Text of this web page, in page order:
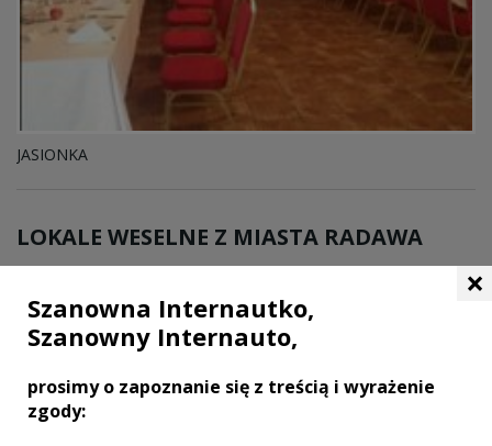
JASIONKA
LOKALE WESELNE Z MIASTA RADAWA
1
×
Szanowna Internautko,
Szanowny Internauto,
prosimy o zapoznanie się z treścią i wyrażenie
zgody: